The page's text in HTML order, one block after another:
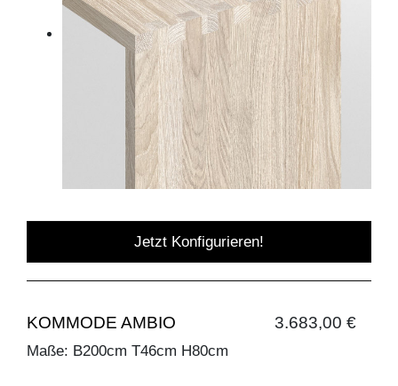
Jetzt Konfigurieren!
KOMMODE AMBIO 3.683,00 €
Maße: B200cm T46cm H80cm